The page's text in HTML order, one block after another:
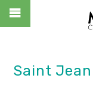
NOUS CONNAÎTRE
ENTREPRENDRE
Saint